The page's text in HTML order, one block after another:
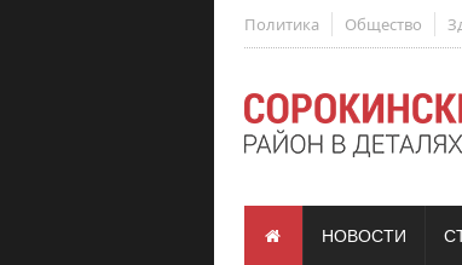
Политика Общество
НОВОСТИ